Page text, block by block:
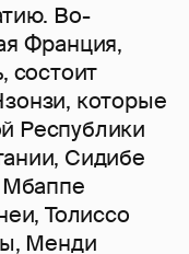
Во-
Франция,
состоит
которые
Республики
Сидибе
Мбаппе
Толиссо
Менди